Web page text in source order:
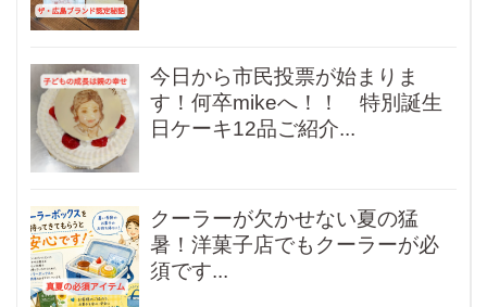
今日から市民投票が始まりま
す！何卒mikeへ！！ 特別誕生
日ケーキ12品ご紹介...
クーラーが欠かせない夏の猛
暑！洋菓子店でもクーラーが必
須です...